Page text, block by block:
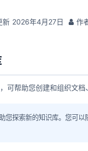
新 2026年4月27日 作
可帮助您创建和组织文
您探索新的知识库。您可